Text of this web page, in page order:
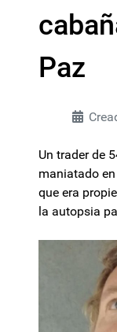
Paz
Un trader de
maniatado
que era
la autopsia